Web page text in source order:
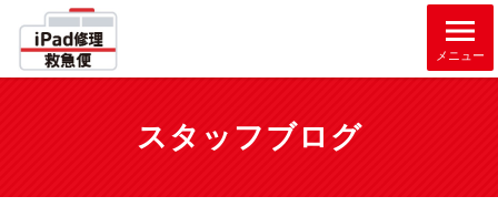
メニュー
スタッフブログ